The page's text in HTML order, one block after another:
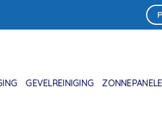
GEVELREINIGING